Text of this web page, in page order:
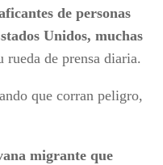
de personas
Unidos, muchas
rueda de prensa diaria.
que corran peligro,
migrante que